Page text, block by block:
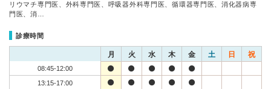
リウマチ専門医、外科専門医、呼吸器外科専門医、循環器専門医、消化器病専
門医、消…
診療時間
月 火 水 木 金 土 日 祝
08:45-12:00
13:15-17:00